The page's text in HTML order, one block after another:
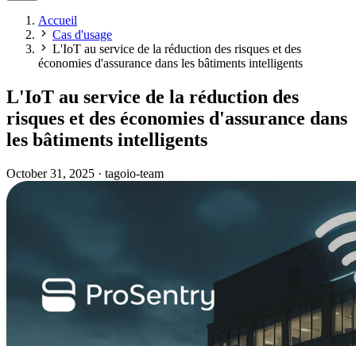
Accueil
Cas d'usage
L'IoT au service de la réduction des risques et des
économies d'assurance dans les bâtiments intelligents
L'IoT au service de la réduction des
risques et des économies d'assurance dans
les bâtiments intelligents
October 31, 2025 · tagoio-team